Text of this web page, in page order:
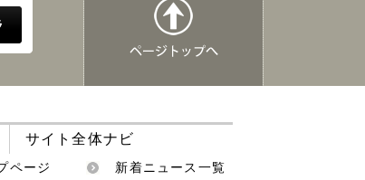
サイト全体ナビ
ページ 新着ニュース一覧